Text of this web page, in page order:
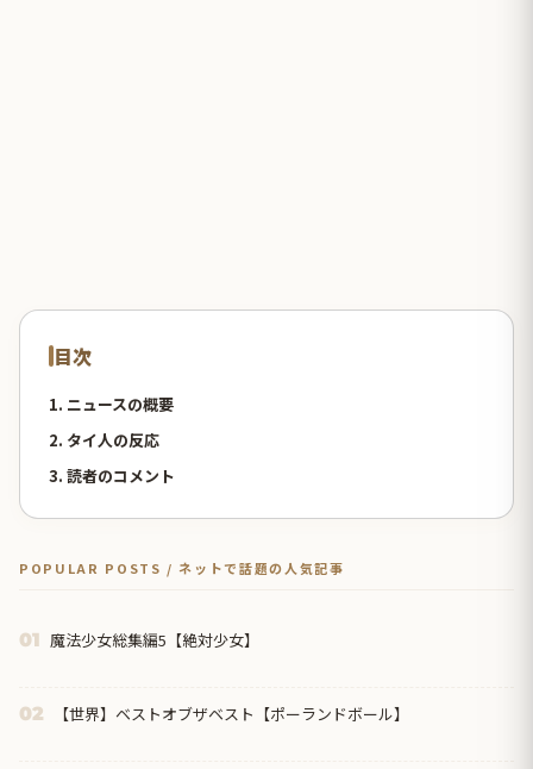
目次
1. ニュースの概要
2. タイ人の反応
3. 読者のコメント
POPULAR POSTS / ネットで話題の人気記事
01 魔法少女総集編5【絶対少女】
02 【世界】ベストオブザベスト【ポーランドボール】